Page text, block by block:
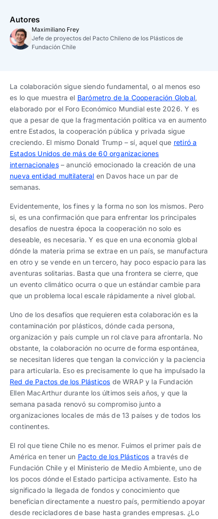
Ver todo
Español English
Ver todos
Español English
Autores
Maximiliano Frey
Jefe de proyectos del Pacto Chileno de los Plásticos de
Fundación Chile
La colaboración sigue siendo fundamental, o al menos eso
es lo que muestra el Barómetro de la Cooperación Global,
elaborado por el Foro Económico Mundial este 2026. Y es
que a pesar de que la fragmentación política va en aumento
entre Estados, la cooperación pública y privada sigue
creciendo. El mismo Donald Trump – sí, aquel que retiró a
Estados Unidos de más de 60 organizaciones
internacionales– anunció emocionado la creación de una
nueva entidad multilateral en Davos hace un par de
semanas.
Evidentemente, los fines y la forma no son los mismos. Pero
si, es una confirmación que para enfrentar los principales
desafíos de nuestra época la cooperación no solo es
deseable, es necesaria. Y es que en una economía global
dónde la materia prima se extrae en un país, se manufactura
en otro y se vende en un tercero, hay poco espacio para las
aventuras solitarias. Basta que una frontera se cierre, que
un evento climático ocurra o que un estándar cambie para
que un problema local escale rápidamente a nivel global.
Uno de los desafíos que requieren esta colaboración es la
contaminación por plásticos, dónde cada persona,
organización y país cumple un rol clave para afrontarla. No
obstante, la colaboración no ocurre de forma espontánea,
se necesitan líderes que tengan la convicción y la paciencia
para articularla. Eso es precisamente lo que ha impulsado la
Red de Pactos de los Plásticos de WRAP y la Fundación
Ellen MacArthur durante los últimos seis años, y que la
semana pasada renovó su compromiso junto a
organizaciones locales de más de 13 países y de todos los
continentes.
El rol que tiene Chile no es menor. Fuimos el primer país de
América en tener un Pacto de los Plásticos a través de
Fundación Chile y el Ministerio de Medio Ambiente, uno de
los pocos dónde el Estado participa activamente. Esto ha
significado la llegada de fondos y conocimiento que
benefician directamente a nuestro país, permitiendo apoyar
desde recicladores de base hasta grandes empresas. ¿Lo